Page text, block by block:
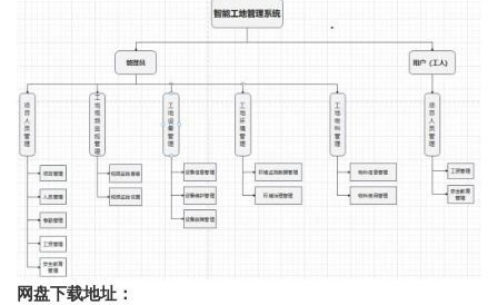
网盘下载地址：